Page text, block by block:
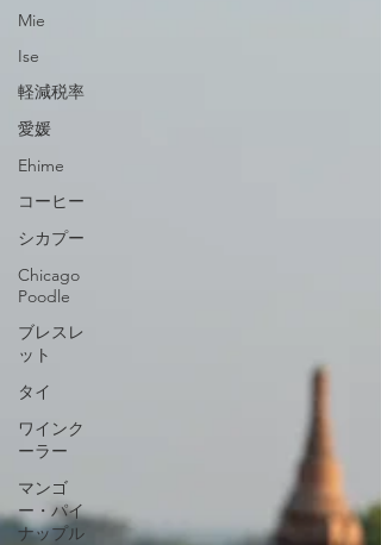
Mie
Ise
軽減税率
愛媛
Ehime
コーヒー
シカプー
Chicago
Poodle
ブレスレ
ット
タイ
ワインク
ーラー
マンゴ
ー・パイ
ナップル
たそうです。 遠路はるばる大使館まで行ったの
に、そこの係りの人の態度が冷たくてイヤになっ
た、とはお母様の談。「こんなに大変なら留学に
行かせるって言わなければ良かったです…。」と
さえおっしゃっていました…。�